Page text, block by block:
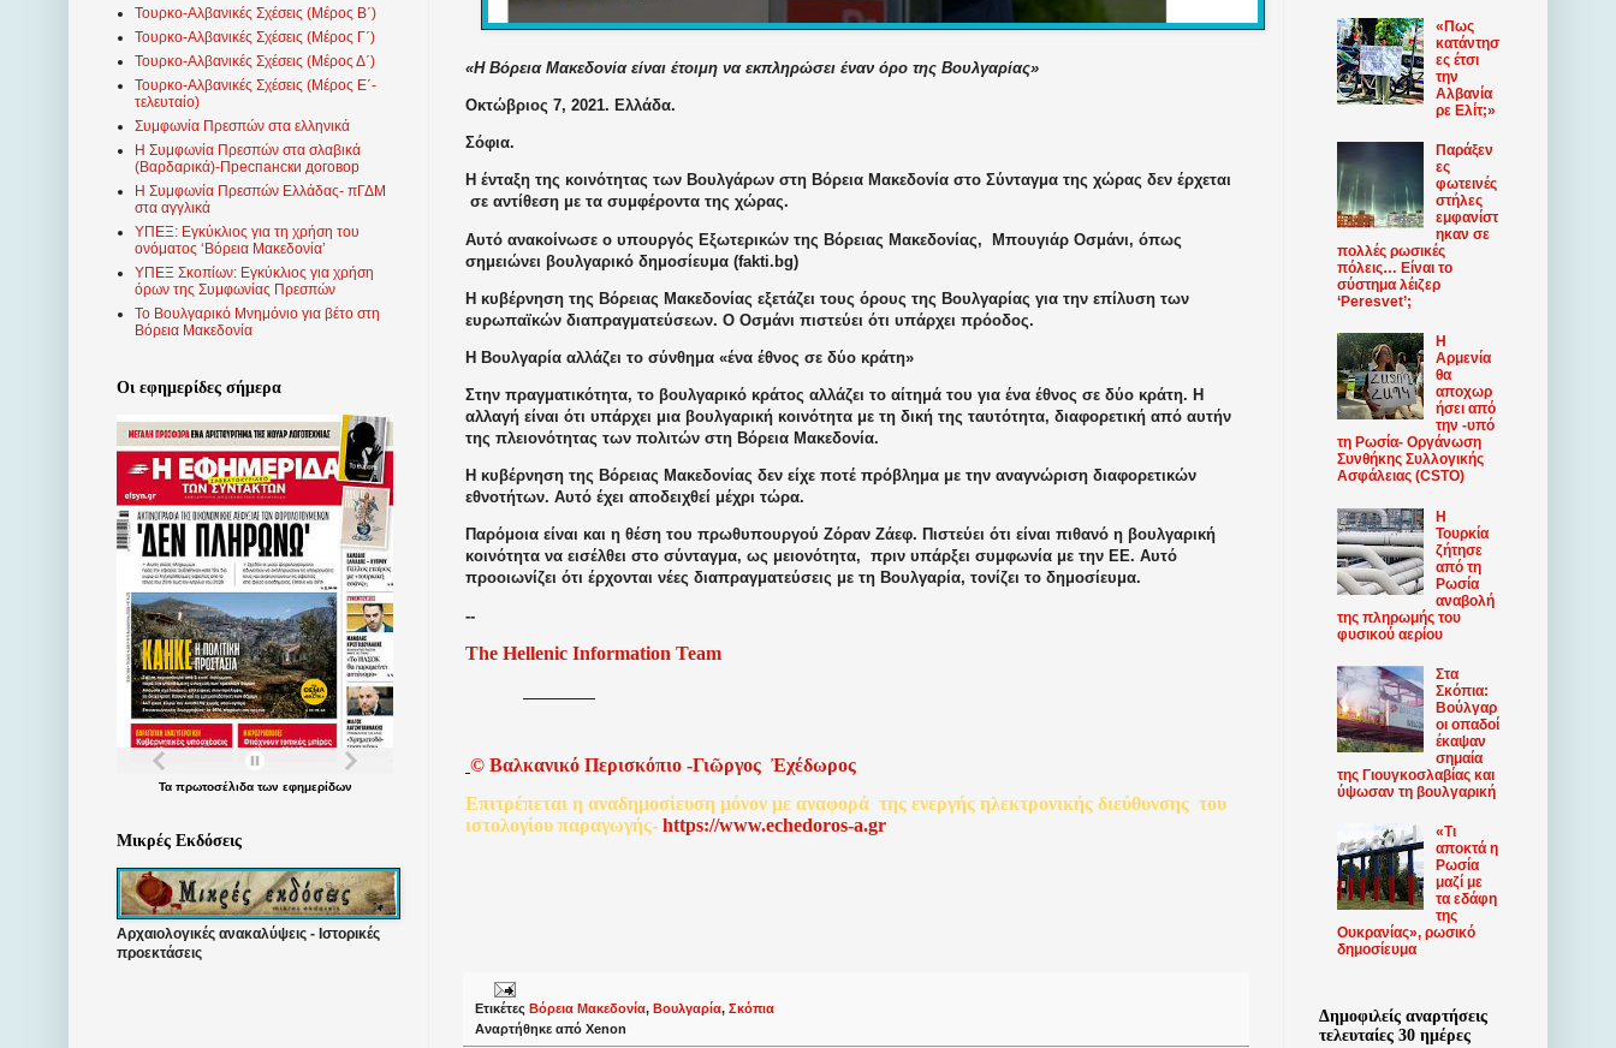
«Η Βόρεια Μακεδονία είναι έτοιμη να εκπληρώσει έναν όρο της Βουλγαρίας»
Οκτώβριος 7, 2021. Ελλάδα.
Σόφια.
Η ένταξη της κοινότητας των Βουλγάρων στη Βόρεια Μακεδονία στο Σύνταγμα της χώρας δεν έρχεται
σε αντίθεση με τα συμφέροντα της χώρας.
Αυτό ανακοίνωσε ο υπουργός Εξωτερικών της Βόρειας Μακεδονίας, Μπουγιάρ Οσμάνι, όπως
σημειώνει βουλγαρικό δημοσίευμα (fakti.bg)
Η κυβέρνηση της Βόρειας Μακεδονίας εξετάζει τους όρους της Βουλγαρίας για την επίλυση των
ευρωπαϊκών διαπραγματεύσεων. Ο Οσμάνι πιστεύει ότι υπάρχει πρόοδος.
Η Βουλγαρία αλλάζει το σύνθημα «ένα έθνος σε δύο κράτη»
Στην πραγματικότητα, το βουλγαρικό κράτος αλλάζει το αίτημά του για ένα έθνος σε δύο κράτη. Η
αλλαγή είναι ότι υπάρχει μια βουλγαρική κοινότητα με τη δική της ταυτότητα, διαφορετική από αυτήν
της πλειονότητας των πολιτών στη Βόρεια Μακεδονία.
Η κυβέρνηση της Βόρειας Μακεδονίας δεν είχε ποτέ πρόβλημα με την αναγνώριση διαφορετικών
εθνοτήτων. Αυτό έχει αποδειχθεί μέχρι τώρα.
Παρόμοια είναι και η θέση του πρωθυπουργού Ζόραν Ζάεφ. Πιστεύει ότι είναι πιθανό η βουλγαρική
κοινότητα να εισέλθει στο σύνταγμα, ως μειονότητα, πριν υπάρξει συμφωνία με την ΕΕ. Αυτό
προοιωνίζει ότι έρχονται νέες διαπραγματεύσεις με τη Βουλγαρία, τονίζει το δημοσίευμα.
--
The Hellenic Information Team
© Βαλκανικό Περισκόπιο -Γιῶργος Ἐχέδωρος
Επιτρέπεται η αναδημοσίευση μόνον με αναφορά της ενεργής ηλεκτρονικής διεύθυνσης του
ιστολογίου παραγωγής- https://www.echedoros-a.gr
Ετικέτες Βόρεια Μακεδονία, Βουλγαρία, Σκόπια
Αναρτήθηκε από Xenon
Τουρκο-Αλβανικές Σχέσεις (Μέρος Β΄)
Τουρκο-Αλβανικές Σχέσεις (Μέρος Γ΄)
Τουρκο-Αλβανικές Σχέσεις (Μέρος Δ΄)
Τουρκο-Αλβανικές Σχέσεις (Μέρος Ε΄-
τελευταίο)
Συμφωνία Πρεσπών στα ελληνικά
Η Συμφωνία Πρεσπών στα σλαβικά
(Βαρδαρικά)-Преспански договор
Η Συμφωνία Πρεσπών Ελλάδας- πΓΔΜ
στα αγγλικά
ΥΠΕΞ: Εγκύκλιος για τη χρήση του
ονόματος ‘Βόρεια Μακεδονία’
ΥΠΕΞ Σκοπίων: Εγκύκλιος για χρήση
όρων της Συμφωνίας Πρεσπών
Το Βουλγαρικό Μνημόνιο για βέτο στη
Βόρεια Μακεδονία
Οι εφημερίδες σήμερα
Τα πρωτοσέλιδατων εφημερίδων
Μικρές Εκδόσεις
Αρχαιολογικές ανακαλύψεις - Ιστορικές
προεκτάσεις
«Πως
κατάντησ
ες έτσι
την
Αλβανία
ρε Ελίτ;»
Παράξεν
ες
φωτεινές
στήλες
εμφανίστ
ηκαν σε
πολλές ρωσικές
πόλεις… Είναι το
σύστημα λέιζερ
‘Peresvet’;
Η
Αρμενία
θα
αποχωρ
ήσει από
την -υπό
τη Ρωσία- Οργάνωση
Συνθήκης Συλλογικής
Ασφάλειας (CSTO)
Η
Τουρκία
ζήτησε
από τη
Ρωσία
αναβολή
της πληρωμής του
φυσικού αερίου
Στα
Σκόπια:
Βούλγαρ
οι οπαδοί
έκαψαν
σημαία
της Γιουγκοσλαβίας και
ύψωσαν τη βουλγαρική
«Τι
αποκτά η
Ρωσία
μαζί με
τα εδάφη
της
Ουκρανίας», ρωσικό
δημοσίευμα
Δημοφιλείς αναρτήσεις
τελευταίες 30 ημέρες